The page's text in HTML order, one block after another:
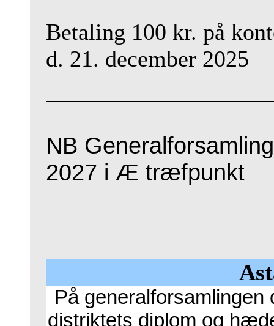
Betaling 100 kr. på
d. 21. december 2025
NB
2027 i Æ træfpunkt
På
distriktets diplom og